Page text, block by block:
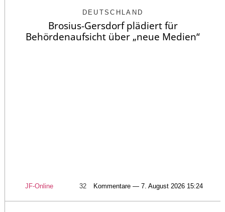
DEUTSCHLAND
Brosius-Gersdorf plädiert für
Behördenaufsicht über „neue Medien“
JF-Online 32 Kommentare — 7. August 2026 15:24